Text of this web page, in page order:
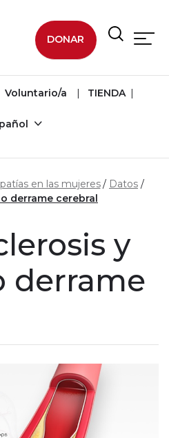
DONAR
Voluntario/a TIENDA
en las mujeres
Datos
derrame cerebral
y
derrame